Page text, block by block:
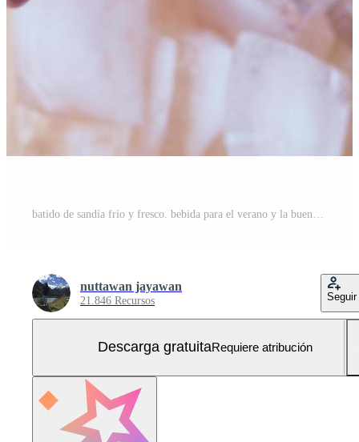
nuttawan jayawan
21.846 Recursos Seguir
Descarga gratuitaRequiere atribución